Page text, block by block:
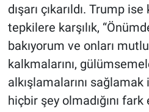
dışarı çıkarıldı. Trump
tepkilere karşılık,
bakıyorum ve onları
kalkmalarını,
alkışlamalarını
hiçbir şey olmadığını